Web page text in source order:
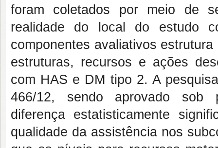
foram coletados por meio de
realidade do local do estudo
componentes avaliativos
estruturas, recursos e ações
com HAS e DM tipo 2. A
466/12, sendo aprovado sob
diferença estatisticamente
qualidade da assistência nos